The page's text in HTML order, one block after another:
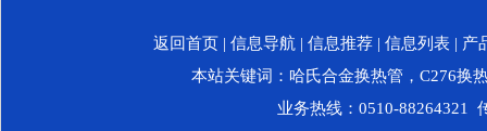
返回首页| 信息导航 | 信息推荐| 信息列表| 产
本站关键词： 哈氏合金换热管 ， C276换
业务热线：0510-88264321